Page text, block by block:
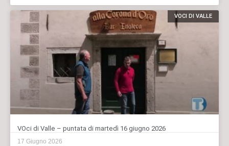
VOCI DI VALLE
VOci di Valle – puntata di martedì 16 giugno 2026
17 Giugno 2026